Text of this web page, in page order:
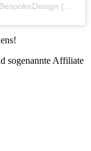
sogenannte Affiliate